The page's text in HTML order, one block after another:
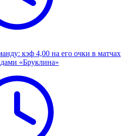
кэф 4,00 на его очки в матчах
«Бруклина»